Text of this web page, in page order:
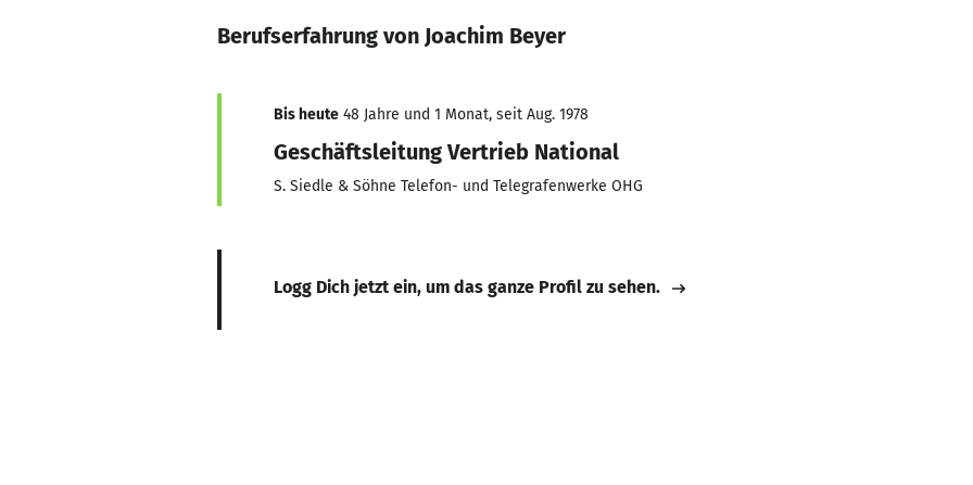
Berufserfahrung von Joachim Beyer
Bis heute 48 Jahre und 1 Monat, seit Aug. 1978
Geschäftsleitung Vertrieb National
S. Siedle & Söhne Telefon- und Telegrafenwerke OHG
Logg Dich jetzt ein, um das ganze Profil zu sehen.